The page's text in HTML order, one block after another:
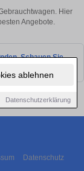
ablehnen
Datenschutzerklärung
Hier
Angebote.
Schauen Sie
Datenschutz